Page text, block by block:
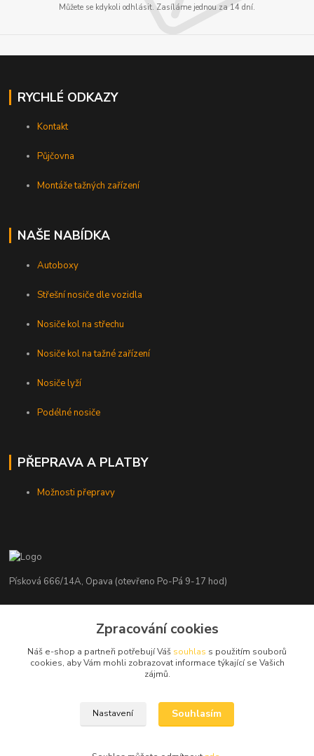
Můžete se kdykoli odhlásit. Zasíláme jednou za 14 dní.
RYCHLÉ ODKAZY
Kontakt
Půjčovna
Montáže tažných zařízení
NAŠE NABÍDKA
Autoboxy
Střešní nosiče dle vozidla
Nosiče kol na střechu
Nosiče kol na tažné zařízení
Nosiče lyží
Podélné nosiče
PŘEPRAVA A PLATBY
Možnosti přepravy
Písková 666/14A, Opava (otevřeno Po-Pá 9-17 hod)
+420 776 839 986
info@nosice.com
Zpracování cookies
Náš e-shop a partneři potřebují Váš souhlas s použitím souborů
cookies, aby Vám mohli zobrazovat informace týkající se Vašich
zájmů.
Nastavení Souhlasím